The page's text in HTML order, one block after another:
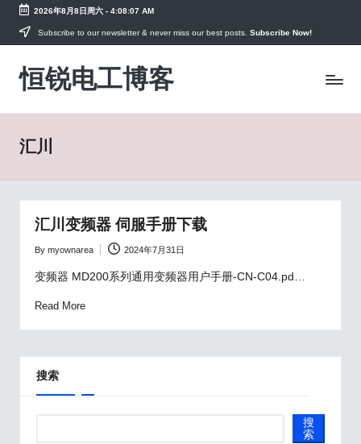
Skip
content
2026年8月8日周六- 4:08:07 AM
Subscribe to our newsletter & never miss our best posts. Subscribe Now!
恒锐电工博客
电
工
PLC
汇川
汇川变频器 伺服手册下载
Posted
by
By myownarea 2024年7月31日
变频器 MD200系列通用变频器用户手册-CN-C04.pd…
Read More
搜索
搜
索